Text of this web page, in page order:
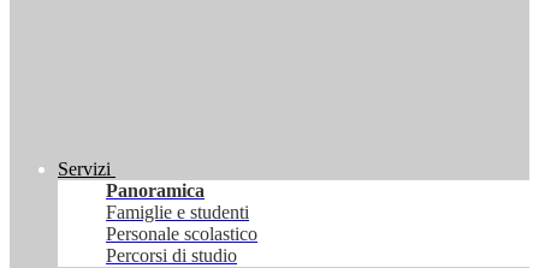
Servizi
Panoramica
Famiglie e studenti
Personale scolastico
Percorsi di studio